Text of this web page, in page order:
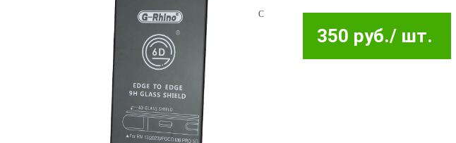
350 руб./ шт.